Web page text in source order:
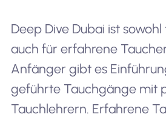
Deep Dive Dubai ist
auch für erfahrene
Anfänger gibt es
geführte Tauchgänge mit
Tauchlehrern. Erfahrene